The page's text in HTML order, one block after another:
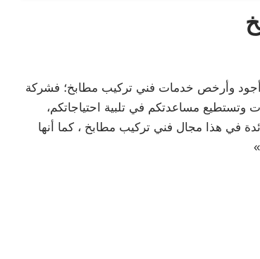
وأرخص خدمات فني تركيب مطابخ؛ فشركة
وتستطيع مساعدتكم في تلبية احتياجاتكم،
في هذا مجال فني تركيب مطابخ ، كما أنها